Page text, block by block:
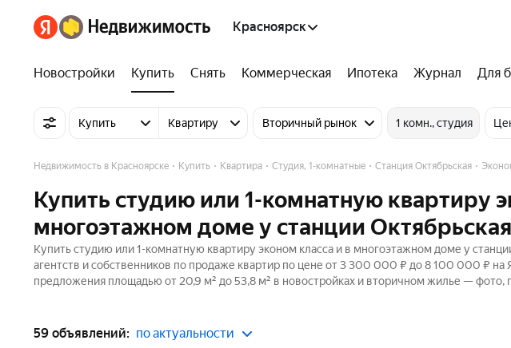
Красноярск
Новостройки Купить Снять Коммерческая Ипотека Журнал Для
Купить Квартиру Вторичный рынок 1 комн., студия
Недвижимость в Красноярске Купить Квартира Студия, 1-комнатные Станция Октябрьская
Купить студию или 1-комнатную квартиру
многоэтажном доме у станции
Купить студию или 1-комнатную квартиру эконом класса и в многоэтажном доме у
агентств и собственников по продаже квартир по цене от 3 300 000 ₽ до 8 100 000 ₽
предложения площадью от 20,9 м² до 53,8 м² в новостройках и вторичном жилье — фото,
59 объявлений: по актуальности